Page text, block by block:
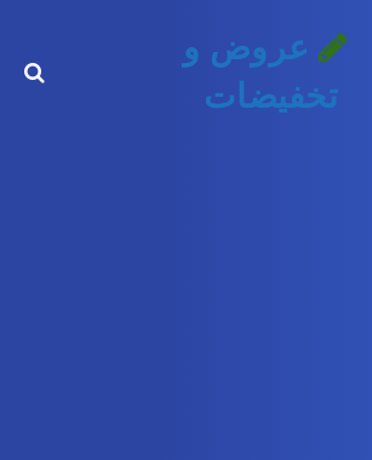
عروض و
تخفيضات